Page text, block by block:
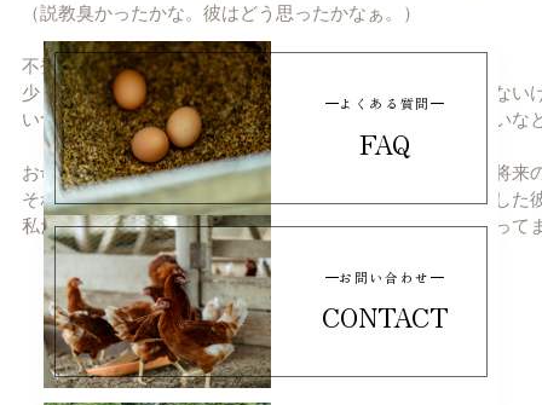
（説教臭かったかな。彼はどう思ったかなぁ。）
不登校から大人になった人間のサンプルのひとつを見て
少しでも何か思ってくれたかなぁ・・・それはまだわからない
いつかあんな大人もいたな、なんて思い出してくれたらいいな
お母さんも「初めて聞きました」と言っておられた、彼の将来
それを聞いた時に、一人でじっくりと仕事に取り組む成長した
私たちも、ここからこっそり、でもバシバシとエールを送っ
よくある質問
FAQ
お問い合わせ
CONTACT